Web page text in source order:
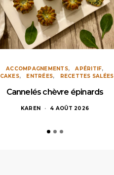
ACCOMPAGNEMENTS
APÉRITIF
CAKES
ENTRÉES RECETTES SALÉES
Cannelés chèvre épinards
KAREN 4 AOÛT 2026